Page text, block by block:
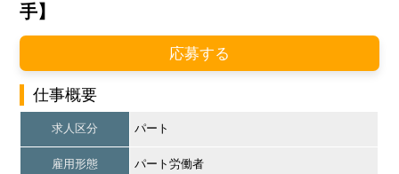
手】
応募する
仕事概要
求人区分 パート
雇用形態 パート労働者